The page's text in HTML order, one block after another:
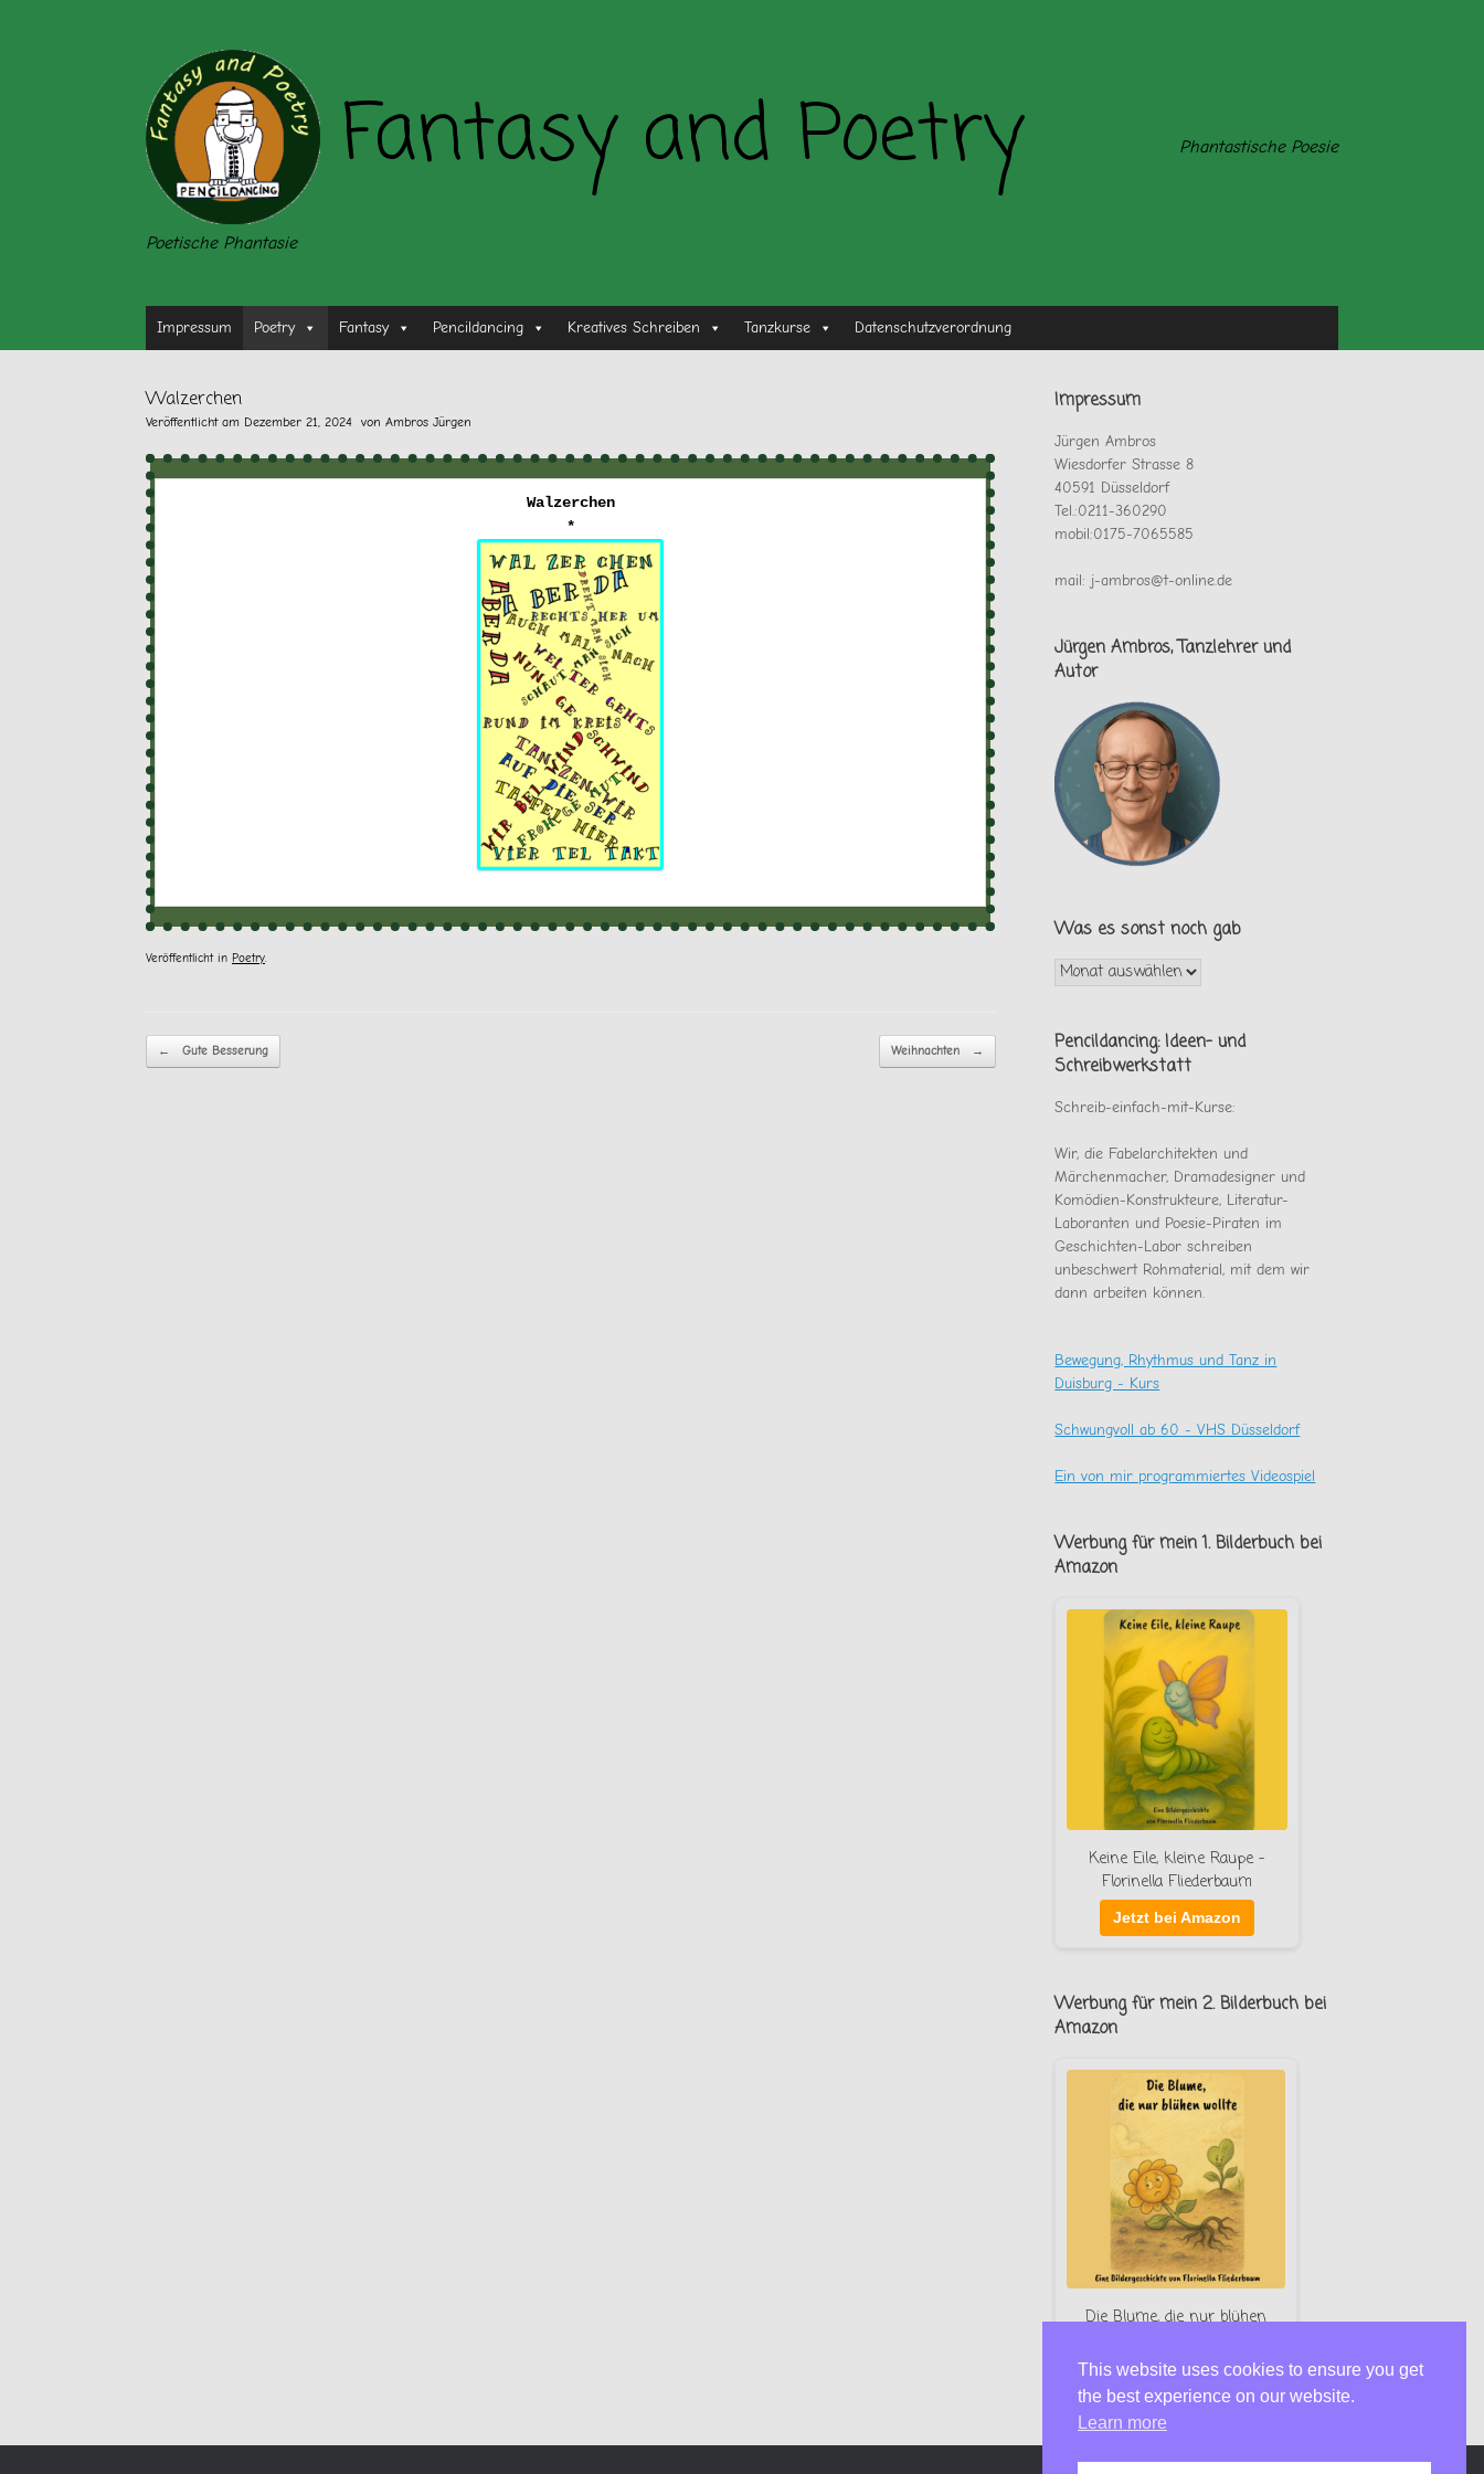
Fantasy and Poetry
Poetische Phantasie
Phantastische Poesie
Impressum Poetry Fantasy Pencildancing Kreatives Schreiben Tanzkurse Datenschutzverordnung
Walzerchen
Veröffentlicht am Dezember 21, 2024 von Ambros Jürgen
Walzerchen
Veröffentlicht in Poetry
Beitragsnavigation
← Gute Besserung Weihnachten →
Impressum
Jürgen Ambros
Wiesdorfer Strasse 8
40591 Düsseldorf
Tel.:0211-360290
mobil:0175-7065585
mail: j-ambros@t-online.de
Jürgen Ambros, Tanzlehrer und
Autor
Was es sonst noch gab
Was
es
noch
gab
Pencildancing: Ideen- und
Schreibwerkstatt
Schreib-einfach-mit-Kurse:
Wir, die Fabelarchitekten und
Märchenmacher, Dramadesigner und
Komödien-Konstrukteure, Literatur-
Laboranten und Poesie-Piraten im
Geschichten-Labor schreiben
unbeschwert Rohmaterial, mit dem wir
dann arbeiten können.
Bewegung, Rhythmus und Tanz in
Duisburg - Kurs
Schwungvoll ab 60 - VHS Düsseldorf
Ein von mir programmiertes Videospiel
Werbung für mein 1. Bilderbuch bei
Amazon
Keine Eile, kleine Raupe –
Florinella Fliederbaum
Jetzt bei Amazon
Werbung für mein 2. Bilderbuch bei
Amazon
Die Blume, die nur blühen
Jetzt bei Amazon
This website uses cookies to ensure you get
the best experience on our website.
Learn more